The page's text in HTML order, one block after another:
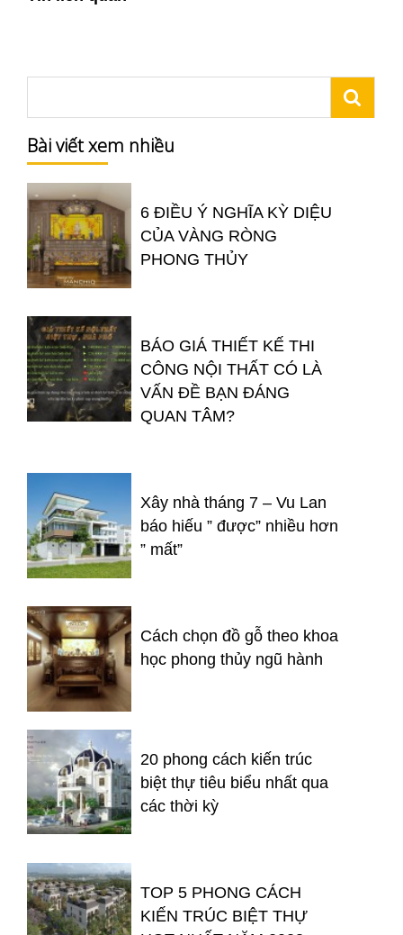
Bài viết xem nhiều
6 ĐIỀU Ý NGHĨA KỲ DIỆU
CỦA VÀNG RÒNG
PHONG THỦY
BÁO GIÁ THIẾT KẾ THI
CÔNG NỘI THẤT CÓ LÀ
VẤN ĐỀ BẠN ĐÁNG
QUAN TÂM?
Xây nhà tháng 7 – Vu Lan
báo hiếu ” được” nhiều hơn
” mất”
Cách chọn đồ gỗ theo khoa
học phong thủy ngũ hành
20 phong cách kiến trúc
biệt thự tiêu biểu nhất qua
các thời kỳ
TOP 5 PHONG CÁCH
KIẾN TRÚC BIỆT THỰ